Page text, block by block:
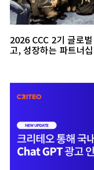
2026 CCC 2기 글로
고, 성장하는 파트너